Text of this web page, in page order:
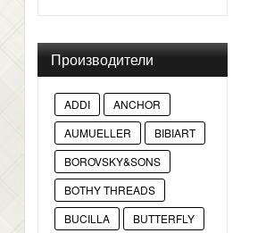
Производители
ADDI
ANCHOR
AUMUELLER
BIBIART
BOROVSKY&SONS
BOTHY THREADS
BUCILLA
BUTTERFLY